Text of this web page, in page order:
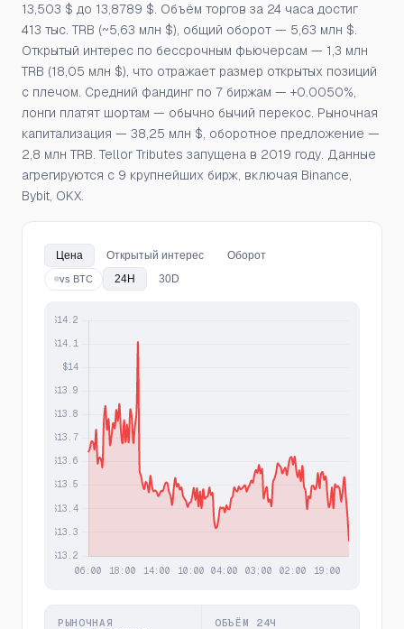
13,503 $ до 13,8789 $. Объём торгов за 24 часа достиг
413 тыс. TRB (~5,63 млн $), общий оборот — 5,63 млн $.
Открытый интерес по бессрочным фьючерсам — 1,3 млн
TRB (18,05 млн $), что отражает размер открытых позиций
с плечом. Средний фандинг по 7 биржам — +0.0050%,
лонги платят шортам — обычно бычий перекос. Рыночная
капитализация — 38,25 млн $, оборотное предложение —
2,8 млн TRB. Tellor Tributes запущена в 2019 году. Данные
агрегируются с 9 крупнейших бирж, включая Binance,
Bybit, OKX.
Цена Открытый интерес Оборот
vs BTC 24H 30D
РЫНОЧНАЯ ОБЪЁМ 24Ч